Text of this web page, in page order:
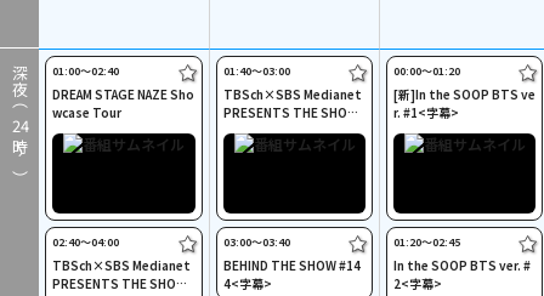
深夜（
24
時～）
01:00〜02:40
DREAM STAGE NAZE Sho
wcase Tour
02:40〜04:00
TBSch×SBS Medianet
PRESENTS THE SHOW
01:40〜03:00
TBSch×SBS Medianet
PRESENTS THE SHOW
#294<字幕>
03:00〜03:40
BEHIND THE SHOW #14
4<字幕>
00:00〜01:20
[新]In the SOOP BTS ve
r. #1<字幕>
01:20〜02:45
In the SOOP BTS ver. #
2<字幕>